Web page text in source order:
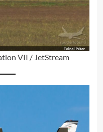
VII / JetStream